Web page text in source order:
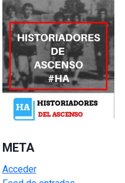
META
Acceder